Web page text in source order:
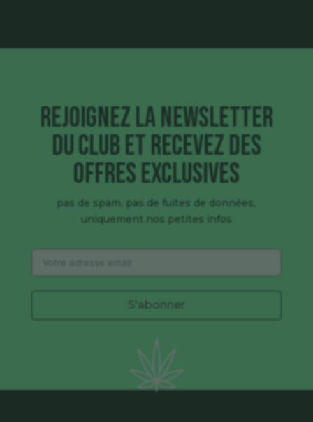
Rejoignez la newsletter
du club et recevez des
offres exclusives
pas de spam, pas de fuites de données,
uniquement nos petites infos
S'abonner